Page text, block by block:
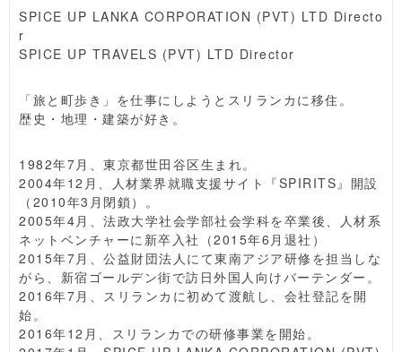
SPICE UP LANKA CORPORATION (PVT) LTD Directo
r
SPICE UP TRAVELS (PVT) LTD Director
「旅と町歩き」を仕事にしようとスリランカに移住。
歴史・地理・建築が好き。
1982年7月、東京都世田谷区生まれ。
2004年12月、人材業界就職支援サイト『SPIRITS』開設
（2010年3月閉鎖）。
2005年4月、法政大学社会学部社会学科を卒業後、人材系
ネットベンチャーに新卒入社（2015年6月退社）
2015年7月、公益財団法人にて東南アジア研修を担当しな
がら、新宿ゴールデン街で訪日外国人向けバーテンダー。
2016年7月、スリランカに初めて渡航し、会社登記を開
始。
2016年12月、スリランカでの研修事業を開始。